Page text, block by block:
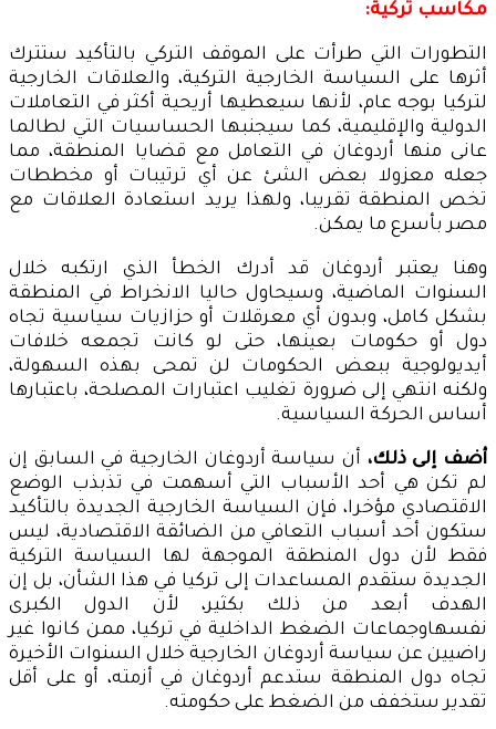
مكاسب تركية:
التطورات التي طرأت على الموقف التركي بالتأكيد ستترك
أثرها على السياسة الخارجية التركية، والعلاقات الخارجية
لتركيا بوجه عام، لأنها سيعطيها أريحية أكثر في التعاملات
الدولية والإقليمية، كما سيجنبها الحساسيات التي لطالما
عانى منها أردوغان في التعامل مع قضايا المنطقة، مما
جعله معزولا بعض الشئ عن أي ترتيبات أو مخططات
تخص المنطقة تقريبا، ولهذا يريد استعادة العلاقات مع
مصر بأسرع ما يمكن.
وهنا يعتبر أردوغان قد أدرك الخطأ الذي ارتكبه خلال
السنوات الماضية، وسيحاول حاليا الانخراط في المنطقة
بشكل كامل، وبدون أي معرقلات أو حزازيات سياسية تجاه
دول أو حكومات بعينها، حتى لو كانت تجمعه خلافات
أيديولوجية ببعض الحكومات لن تمحى بهذه السهولة،
ولكنه انتهي إلى ضرورة تغليب اعتبارات المصلحة، باعتبارها
أساس الحركة السياسية.
أضف إلى ذلك، أن سياسة أردوغان الخارجية في السابق إن
لم تكن هي أحد الأسباب التي أسهمت في تذبذب الوضع
الاقتصادي مؤخرا، فإن السياسة الخارجية الجديدة بالتأكيد
ستكون أحد أسباب التعافي من الضائقة الاقتصادية، ليس
فقط لأن دول المنطقة الموجهة لها السياسة التركية
الجديدة ستقدم المساعدات إلى تركيا في هذا الشأن، بل إن
الهدف أبعد من ذلك بكثير، لأن الدول الكبرى
نفسهاوجماعات الضغط الداخلية في تركيا، ممن كانوا غير
راضيين عن سياسة أردوغان الخارجية خلال السنوات الأخيرة
تجاه دول المنطقة ستدعم أردوغان في أزمته، أو على أقل
تقدير ستخفف من الضغط على حكومته.